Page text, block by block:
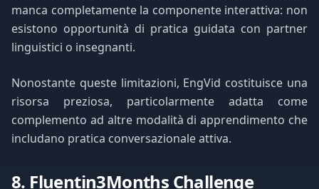
manca completamente la componente interattiva: non
esistono opportunità di pratica guidata con partner
linguistici o insegnanti.
Nonostante queste limitazioni, EngVid costituisce una
risorsa preziosa, particolarmente adatta come
complemento ad altre modalità di apprendimento che
includano pratica conversazionale attiva.
8. Fluentin3Months Challenge